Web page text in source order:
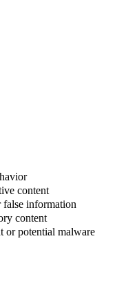
content
false information
content
or potential malware